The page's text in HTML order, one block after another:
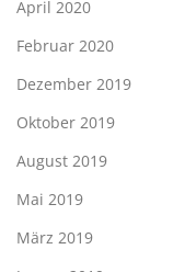
April 2020
Februar 2020
Dezember 2019
Oktober 2019
August 2019
Mai 2019
März 2019